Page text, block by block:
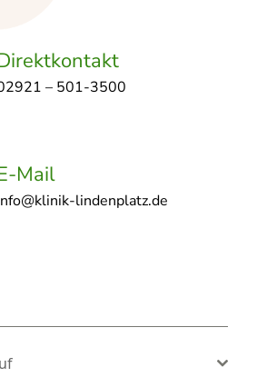
– 501-3500
Mail
lindenplatz.de